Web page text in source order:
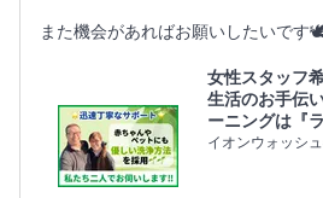
また機会があればお願いしたいです
女性スタッフ
生活のお手伝
ーニングは『
イオンウォッシ